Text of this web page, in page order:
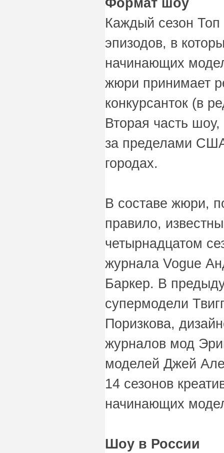
Каждый сезон Топ
эпизодов, в
начинающих
жюри принимает
конкурсанток (в
Вторая часть шоу,
за пределами
городах.
В составе жюри,
правило,
четырнадцатом
журнала Vogue
Баркер. В
супермодели
Поризкова,
журналов мод
моделей Джей
14 сезонов
начинающих
Шоу в России